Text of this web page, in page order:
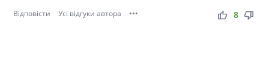
Відповісти Усі відгуки автора ••• thumb_up thumb_down
8